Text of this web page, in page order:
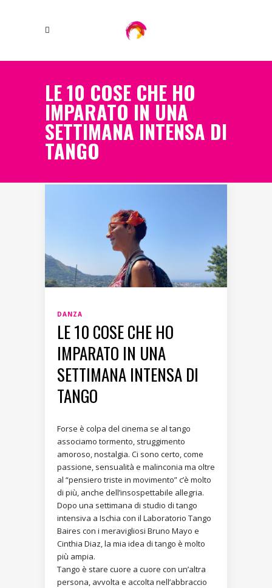
LE 10 COSE CHE HO
IMPARATO IN UNA
SETTIMANA INTENSA DI
TANGO
DANZA
LE 10 COSE CHE HO
IMPARATO IN UNA
SETTIMANA INTENSA DI
TANGO
Forse è colpa del cinema se al tango
associamo tormento, struggimento
amoroso, nostalgia. Ci sono certo, come
passione, sensualità e malinconia ma oltre
al “pensiero triste in movimento” c’è molto
di più, anche dell’insospettabile allegria.
Dopo una settimana di studio di tango
intensiva a Ischia con il Laboratorio Tango
Baires con i meravigliosi Bruno Mayo e
Cinthia Diaz, la mia idea di tango è molto
più ampia.
Tango è stare cuore a cuore con un’altra
persona, avvolta e accolta nell’abbraccio